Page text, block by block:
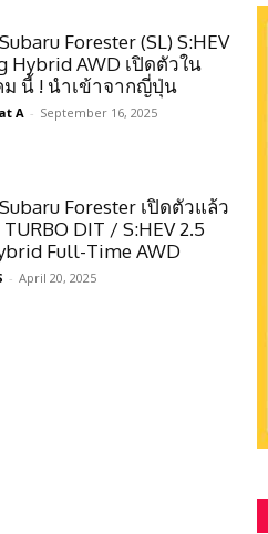
Forester (SL) S:HEV
Hybrid AWD เปิดตัวใน
ม นี้ ! นำเข้าจากญี่ปุ่น
A - September 16, 2025
Forester เปิดตัวแล้ว
DIT / S:HEV 2.5
Full-Time AWD
- April 20, 2025